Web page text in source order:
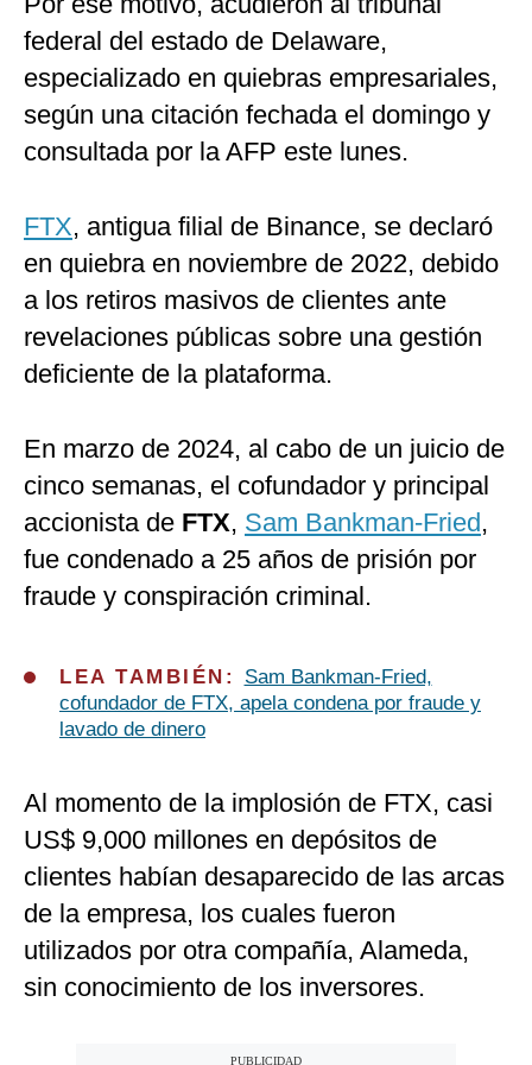
federal del estado de Delaware,
especializado en quiebras empresariales,
según una citación fechada el domingo y
consultada por la AFP este lunes.
FTX, antigua filial de Binance, se declaró
en quiebra en noviembre de 2022, debido
a los retiros masivos de clientes ante
revelaciones públicas sobre una gestión
deficiente de la plataforma.
En marzo de 2024, al cabo de un juicio de
cinco semanas, el cofundador y principal
accionista de FTX, Sam Bankman-Fried,
fue condenado a 25 años de prisión por
fraude y conspiración criminal.
LEA TAMBIÉN: Sam Bankman-Fried,
cofundador de FTX, apela condena por fraude y
lavado de dinero
Al momento de la implosión de FTX, casi
US$ 9,000 millones en depósitos de
clientes habían desaparecido de las arcas
de la empresa, los cuales fueron
utilizados por otra compañía, Alameda,
sin conocimiento de los inversores.